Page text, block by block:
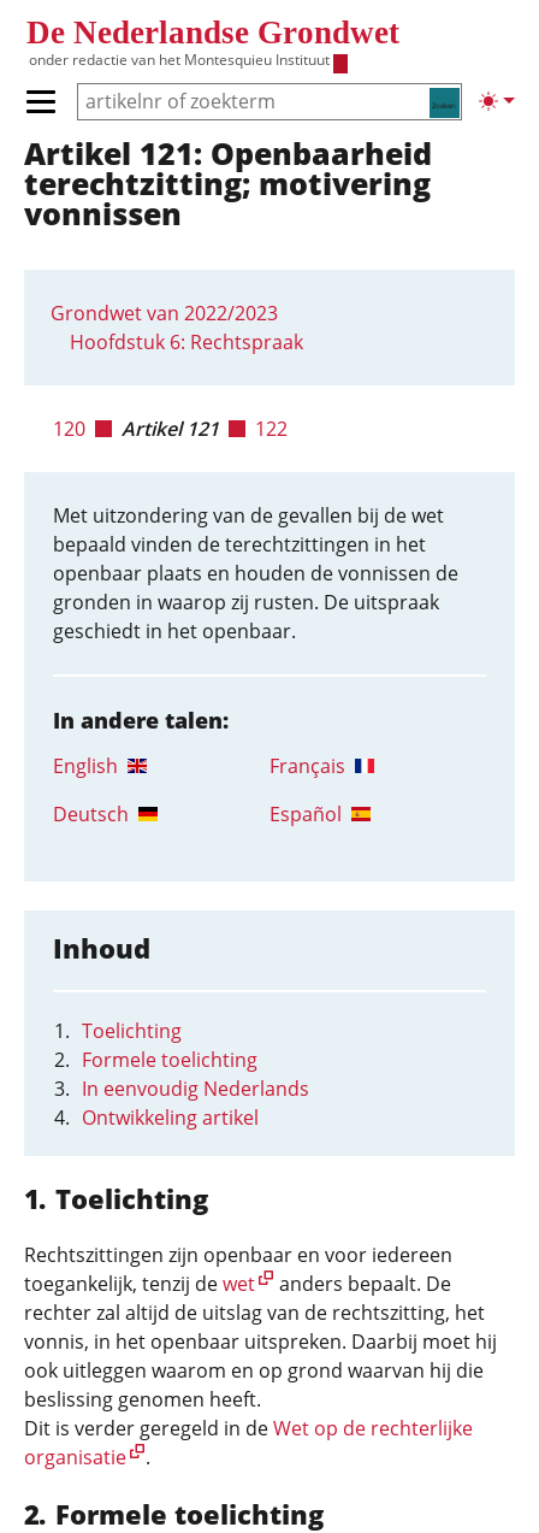
De Nederlandse Grondwet
onder redactie van het Montesquieu Instituut
Zoeken
Primair menu tonen/verbergen
Hoofdnavigatie
Artikel 121: Openbaarheid
terechtzitting; motivering
vonnissen
Grondwet van 2022/2023
Hoofdstuk 6: Rechtspraak
120 Artikel 121 122
Met uitzondering van de gevallen bij de wet
bepaald vinden de terechtzittingen in het
openbaar plaats en houden de vonnissen de
gronden in waarop zij rusten. De uitspraak
geschiedt in het openbaar.
In andere talen:
English
Français
Deutsch
Español
Inhoud
Toelichting
Formele toelichting
In eenvoudig Nederlands
Ontwikkeling artikel
Toelichting
Rechtszittingen zijn openbaar en voor iedereen
toegankelijk, tenzij dewet
anders bepaalt. De
rechter zal altijd de uitslag van de rechtszitting, het
vonnis, in het openbaar uitspreken. Daarbij moet hij
ook uitleggen waarom en op grond waarvan hij die
beslissing genomen heeft.
Dit is verder geregeld in deWet op de rechterlijke
organisatie
.
Formele toelichting